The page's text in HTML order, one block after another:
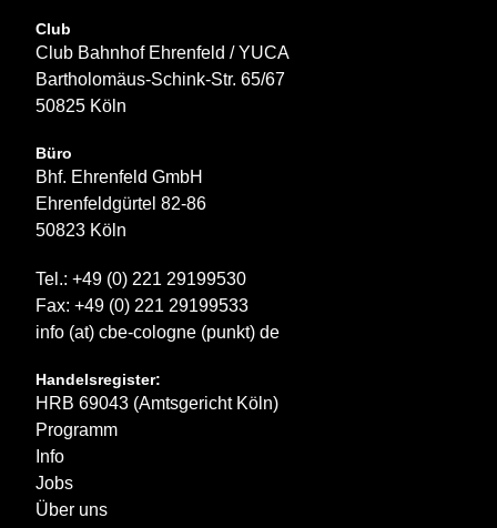
Club
Club Bahnhof Ehrenfeld / YUCA
Bartholomäus-Schink-Str. 65/67
50825 Köln
Büro
Bhf. Ehrenfeld GmbH
Ehrenfeldgürtel 82-86
50823 Köln
Tel.: +49 (0) 221 29199530
Fax: +49 (0) 221 29199533
info (at) cbe-cologne (punkt) de
Handelsregister:
HRB 69043 (Amtsgericht Köln)
Programm
Info
Jobs
Über uns